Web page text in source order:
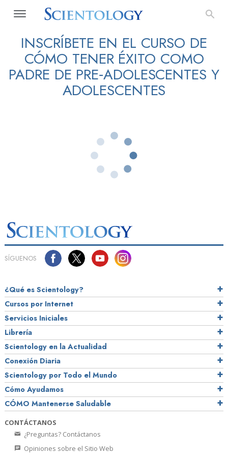
INSCRÍBETE EN EL CURSO DE
CÓMO TENER ÉXITO COMO
PADRE DE PRE‑ADOLESCENTES Y
ADOLESCENTES
SÍGUENOS
¿Qué es Scientology?
Cursos por Internet
Servicios Iniciales
Librería
Scientology en la Actualidad
Conexión Diaria
Scientology por Todo el Mundo
Cómo Ayudamos
CÓMO Mantenerse Saludable
CONTÁCTANOS
¿Preguntas? Contáctanos
Opiniones sobre el Sitio Web